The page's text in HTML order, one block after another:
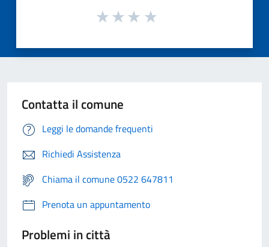
Contatta il comune
Leggi le domande frequenti
Richiedi Assistenza
Chiama il comune 0522 647811
Prenota un appuntamento
Problemi in città